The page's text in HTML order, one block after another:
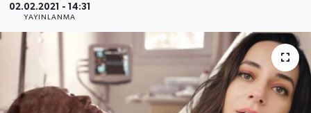
02.02.2021 - 14:31
YAYINLANMA
Süper Lig Puan Durumu ve Fikstür
Tüm Manşetler
Son Dakika Haberleri